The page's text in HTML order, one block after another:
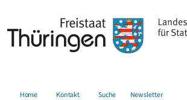
Home Kontakt Suche Newsletter